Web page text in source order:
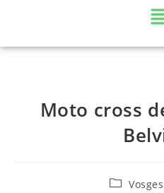
Moto cross